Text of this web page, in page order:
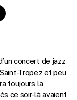
concert de jazz
Tropez et peu
toujours la
ce soir-là avaient